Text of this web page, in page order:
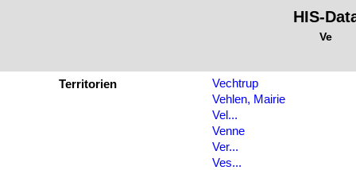
HIS-
Ve
Territorien
Vechtrup
Vehlen, Mairie
Vel...
Venne
Ver...
Ves...